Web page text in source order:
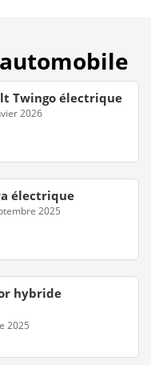
Twingo électrique
2026
électrique
2025
hybride
2025